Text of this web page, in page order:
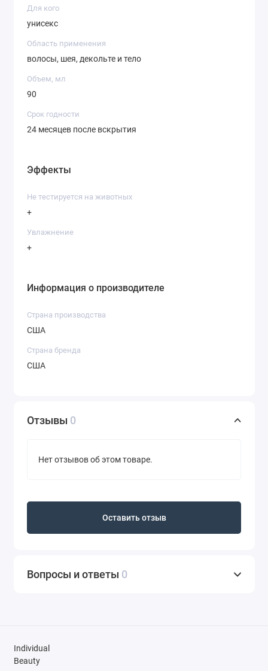
Для кого
унисекс
Область применения
волосы, шея, декольте и тело
Объем, мл
90
Срок годности
24 месяцев после вскрытия
Эффекты
Не тестируется на животных
+
Увлажнение
+
Информация о производителе
Страна производства
США
Страна бренда
США
Отзывы 0
Нет отзывов об этом товаре.
Оставить отзыв
Вопросы и ответы 0
Individual
Beauty